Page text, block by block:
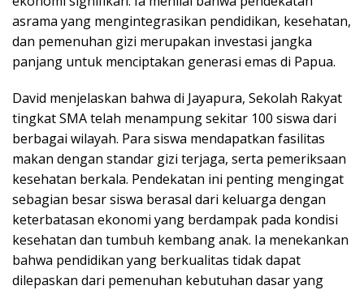
asrama yang mengintegrasikan pendidikan, kesehatan,
dan pemenuhan gizi merupakan investasi jangka
panjang untuk menciptakan generasi emas di Papua.
David menjelaskan bahwa di Jayapura, Sekolah Rakyat
tingkat SMA telah menampung sekitar 100 siswa dari
berbagai wilayah. Para siswa mendapatkan fasilitas
makan dengan standar gizi terjaga, serta pemeriksaan
kesehatan berkala. Pendekatan ini penting mengingat
sebagian besar siswa berasal dari keluarga dengan
keterbatasan ekonomi yang berdampak pada kondisi
kesehatan dan tumbuh kembang anak. Ia menekankan
bahwa pendidikan yang berkualitas tidak dapat
dilepaskan dari pemenuhan kebutuhan dasar yang